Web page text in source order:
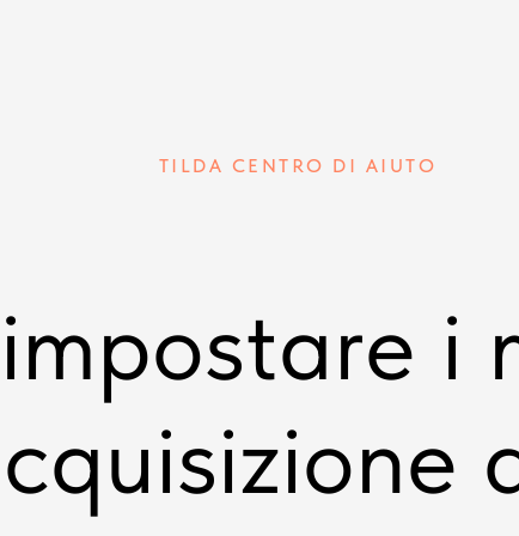
TILDA CENTRO DI AIUTO
i